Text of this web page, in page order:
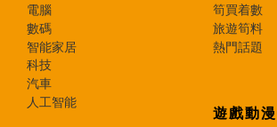
電腦
數碼
智能家居
科技
汽車
人工智能
筍買着數
旅遊筍料
熱門話題
遊戲動漫